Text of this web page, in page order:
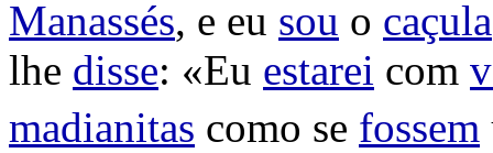
Manassés, e eu sou o caçula
lhe disse: «Eu estarei com
madianitas como se fossem